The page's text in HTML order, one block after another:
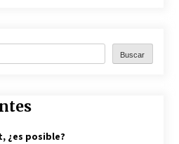
Buscar
¿es posible?